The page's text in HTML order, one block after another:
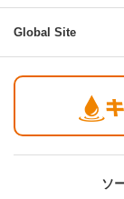
Global Site
ソ